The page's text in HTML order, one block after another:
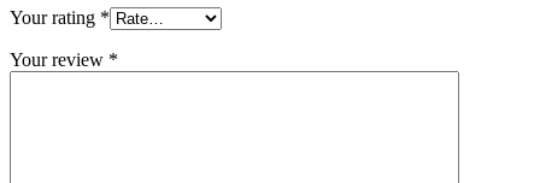
Your rating *
Your review *